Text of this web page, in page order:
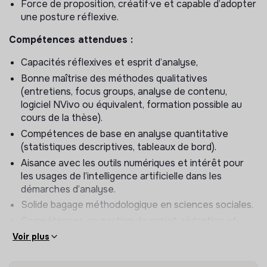
les objectifs scientifiques et opérationnels de la
thèse
La recherche doctorale visera à :
Explorer les liens entre observation organisationnelle
et démarches prospectives dans les entreprises
sociales.
Identifier les outils, les processus et les dynamiques
favorisant l’intégration de la prospective dans la
stratégie d’une organisation pluriterritoriale.
Analyser la performativité des instruments
prospectifs sur les transformations internes et les
interactions avec l’écosystème.
Construire des recommandations méthodologiques
et stratégiques sur l’outillage en observation et
La thèse s’inscrit dans le champ de l’économie sociale,
Force de proposition, créatif·ve et capable d’adopter
une posture réflexive.
Compétences attendues :
Capacités réflexives et esprit d’analyse,
Bonne maîtrise des méthodes qualitatives
(entretiens, focus groups, analyse de contenu,
logiciel NVivo ou équivalent, formation possible au
cours de la thèse).
Compétences de base en analyse quantitative
(statistiques descriptives, tableaux de bord).
Aisance avec les outils numériques et intérêt pour
les usages de l’intelligence artificielle dans les
démarches d’analyse.
Solide bagage méthodologique en sciences sociales.
communication orale.
Voir plus